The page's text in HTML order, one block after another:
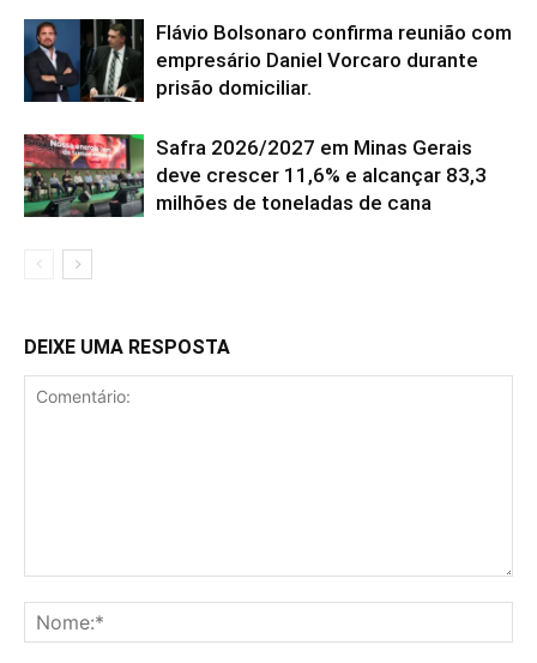
Flávio Bolsonaro confirma reunião com
empresário Daniel Vorcaro durante
prisão domiciliar.
Safra 2026/2027 em Minas Gerais
deve crescer 11,6% e alcançar 83,3
milhões de toneladas de cana
DEIXE UMA RESPOSTA